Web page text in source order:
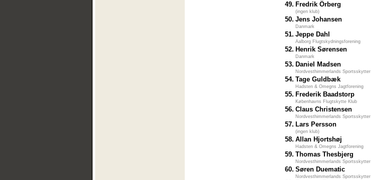
49. Fredrik Örberg
(ingen klub)
50. Jens Johansen
Danmark
51. Jeppe Dahl
Aalborg Flugtskydningsforening
52. Henrik Sørensen
Danmark
53. Daniel Madsen
Nordvesthimmerlands Sportsskytter
54. Tage Guldbæk
Hadsten & Omegns Jagtforening
55. Frederik Baadstorp
Københavns Flugtskytte Klub
56. Claus Christensen
Nordvesthimmerlands Sportsskytter
57. Lars Persson
(ingen klub)
58. Allan Hjortshøj
Hadsten & Omegns Jagtforening
59. Thomas Thesbjerg
Nordvesthimmerlands Sportsskytter
60. Søren Duematic
Nordvesthimmerlands Sportsskytter